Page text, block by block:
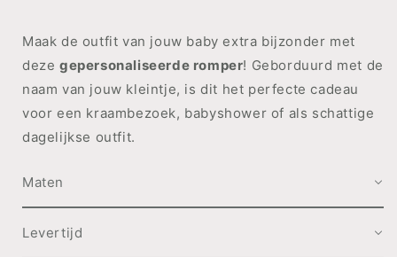
Maak de outfit van jouw baby extra bijzonder met
deze gepersonaliseerde romper! Geborduurd met de
naam van jouw kleintje, is dit het perfecte cadeau
voor een kraambezoek, babyshower of als schattige
dagelijkse outfit.
Maten
Levertijd